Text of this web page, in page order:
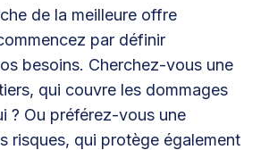
de la meilleure offre
par définir
besoins. Cherchez-vous une
qui couvre les dommages
? Ou préférez-vous une
risques, qui protège également